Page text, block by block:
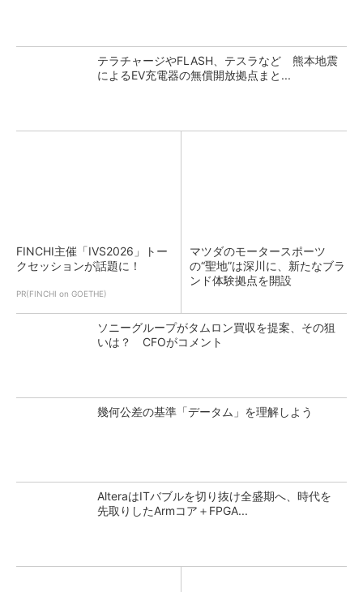
テラチャージやFLASH、テスラなど 熊本地震
によるEV充電器の無償開放拠点まと...
FINCHI主催「IVS2026」トー
クセッションが話題に！
PR(FINCHI on GOETHE)
マツダのモータースポーツ
の“聖地”は深川に、新たなブラ
ンド体験拠点を開設
ソニーグループがタムロン買収を提案、その狙
いは？ CFOがコメント
幾何公差の基準「データム」を理解しよう
AlteraはITバブルを切り抜け全盛期へ、時代を
先取りしたArmコア＋FPGA...